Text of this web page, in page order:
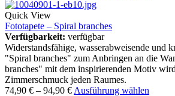
Quick View
Fototapete – Spiral branches
Verfügbarkeit: verfügbar
Widerstandsfähige, wasserabweisende und
"Spiral branches" zum Anbringen an die
branches" mit dem inspirierenden Motiv
Zimmerschmuck jeden Raumes.
74,90 € – 94,90 € Ausführung wählen